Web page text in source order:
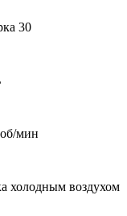
30
мин
холодным воздухом